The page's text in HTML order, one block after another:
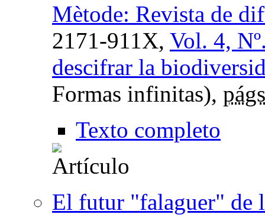
Mètode: Revista de
2171-911X, Vol. 4,
descifrar la
Formas infinitas),
Texto completo
El futur "falaguer" de